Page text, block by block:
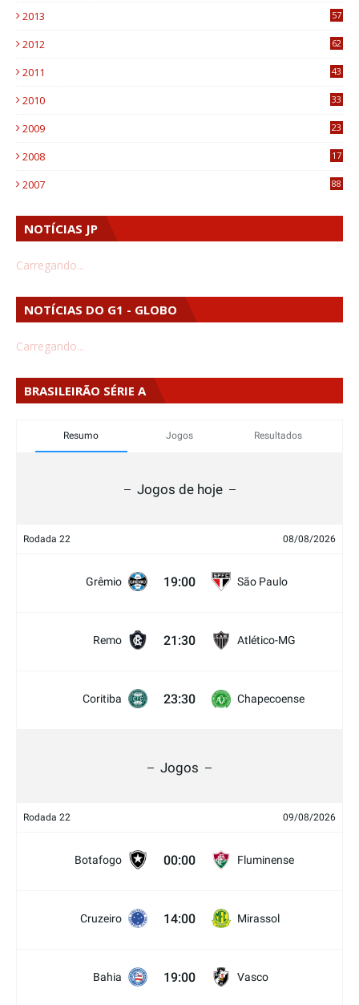
2013
57
2012
62
2011
43
2010
33
2009
23
2008
17
2007 88
NOTÍCIAS JP
Carregando...
NOTÍCIAS DO G1 - GLOBO
Carregando...
BRASILEIRÃO SÉRIE A
Resumo Jogos Resultados
Jogos de hoje
Rodada 22 08/08/2026
Grêmio 19:00 São Paulo
Remo 21:30 Atlético-MG
Coritiba 23:30 Chapecoense
Jogos
Rodada 22 09/08/2026
Botafogo 00:00 Fluminense
Cruzeiro 14:00 Mirassol
Bahia 19:00 Vasco